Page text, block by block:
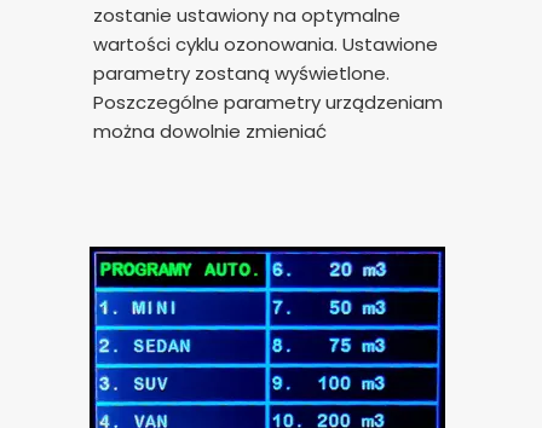
zostanie ustawiony na optymalne
wartości cyklu ozonowania. Ustawione
parametry zostaną wyświetlone.
Poszczególne parametry urządzeniam
można dowolnie zmieniać